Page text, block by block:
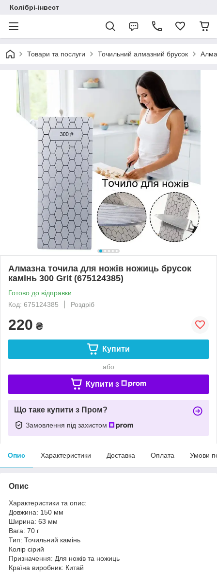
Колібрі-інвест
Товари та послуги Точильний алмазний брусок
Алмазна точила для ножів ножиць брусок
камінь 300 Grit (675124385)
Готово до відправки
Код: 675124385
Роздріб
220 ₴
Купити
або
Купити з
Що таке купити з Пром?
Замовлення під захистом
Опис Характеристики Доставка Оплата Умови
Опис
Характеристики та опис:
Довжина: 150 мм
Ширина: 63 мм
Вага: 70 г
Тип: Точильний камінь
Колір сірий
Призначення: Для ножів та ножиць
Країна виробник: Китай